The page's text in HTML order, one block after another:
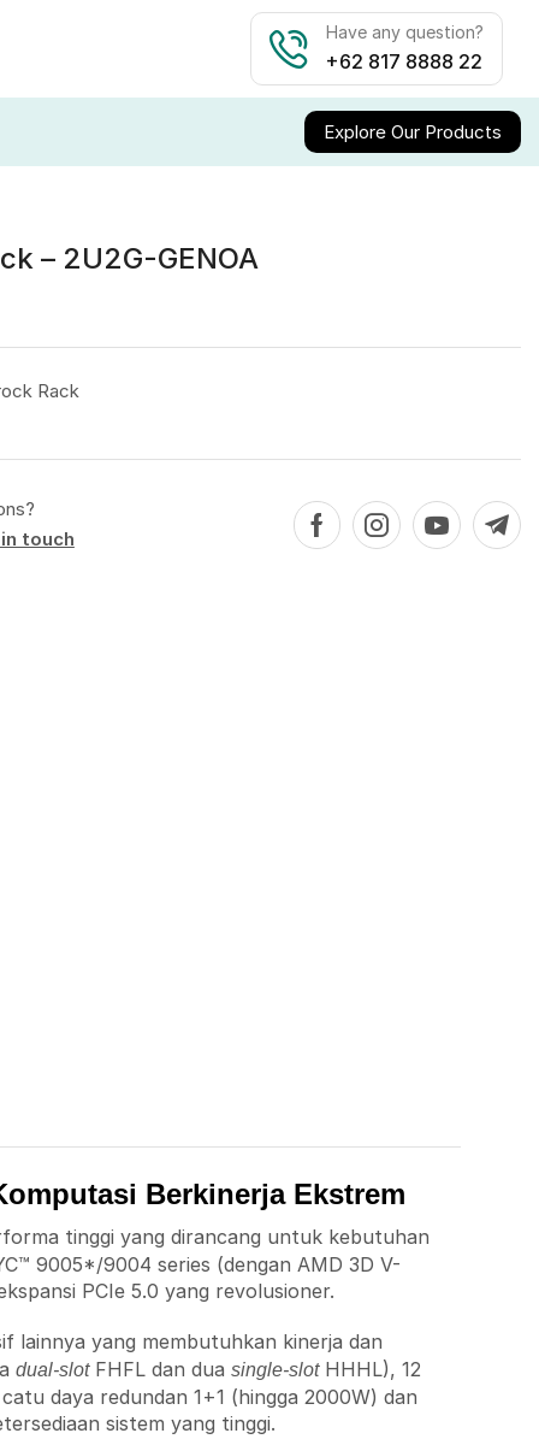
Have any question?
+62 817 8888 22
Explore Our Products
– 2U2G-GENOA
Rack
touch
Berkinerja Ekstrem
tinggi yang dirancang untuk kebutuhan
9005*/9004 series (dengan AMD 3D V-
PCIe 5.0 yang revolusioner.
lainnya yang membutuhkan kinerja dan
dual-slotFHFL dan dua single-slotHHHL), 12
daya redundan 1+1 (hingga 2000W) dan
sistem yang tinggi.